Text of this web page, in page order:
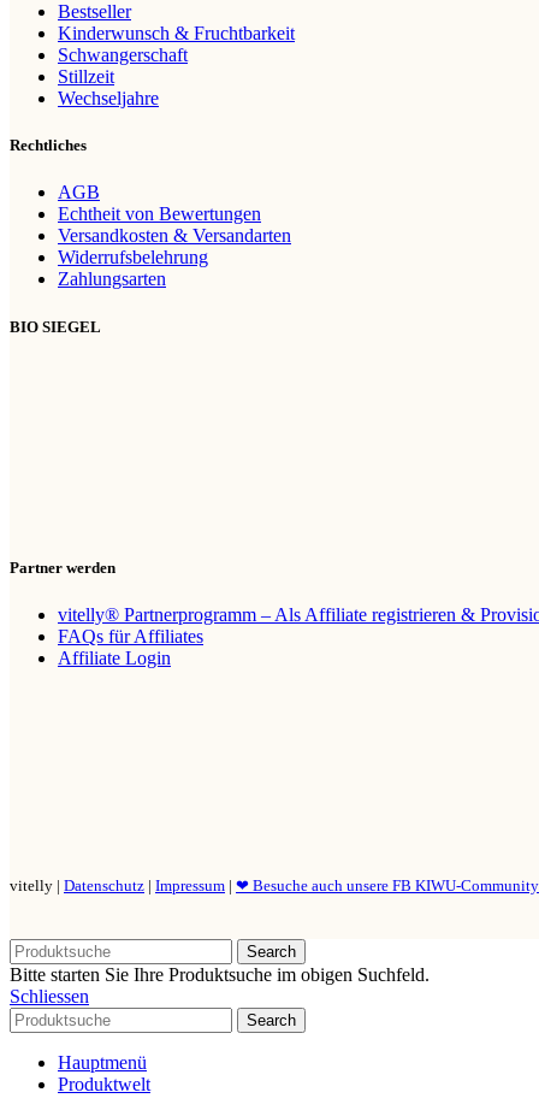
Bestseller
Kinderwunsch & Fruchtbarkeit
Schwangerschaft
Stillzeit
Wechseljahre
Rechtliches
AGB
Echtheit von Bewertungen
Versandkosten & Versandarten
Widerrufsbelehrung
Zahlungsarten
BIO SIEGEL
Partner werden
vitelly® Partnerprogramm – Als Affiliate registrieren &
FAQs für Affiliates
Affiliate Login
vitelly | Datenschutz | Impressum | ❤ Besuche auch unsere FB KIWU-
Search
Bitte starten Sie Ihre Produktsuche im obigen Suchfeld.
Schliessen
Search
Hauptmenü
Produktwelt